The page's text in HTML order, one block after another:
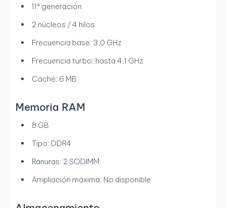
11ª generación
2 núcleos / 4 hilos
Frecuencia base: 3,0 GHz
Frecuencia turbo: hasta 4,1 GHz
Caché: 6 MB
Memoria RAM
8 GB
Tipo: DDR4
Ranuras: 2 SODIMM
Ampliación máxima: No disponible